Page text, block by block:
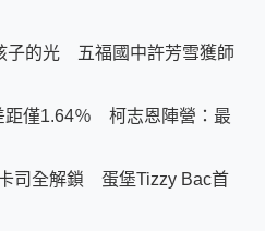
子的光 五福國中許芳雪獲師
距僅1.64％ 柯志恩陣營：最
司全解鎖 蛋堡Tizzy Bac首